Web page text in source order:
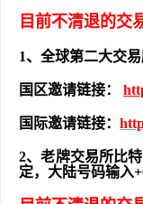
目前不清退的交
1、全球第二大交
国区邀请链接：
国际邀请链接：
2、老牌交易所比
定，大陆号码输入